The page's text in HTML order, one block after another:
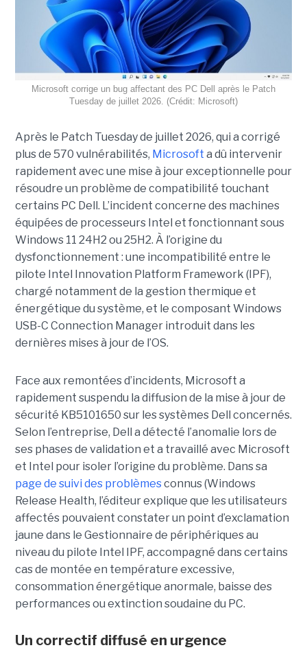
Microsoft corrige un bug affectant des PC Dell après le Patch
Tuesday de juillet 2026. (Crédit: Microsoft)
Après le Patch Tuesday de juillet 2026, qui a corrigé
plus de 570 vulnérabilités, Microsoft a dû intervenir
rapidement avec une mise à jour exceptionnell e pour
résoudre un problème de compatibilité touchant
certains PC Dell. L’incident concerne des machines
équipées de processeurs Intel et fonctionnant sous
Windows 11 24H2 ou 25H2. À l’origine du
dysfonctionnement : une incompatibilité entre le
pilote Intel Innovation Platform Framework (IPF),
chargé notamment de la gestion thermique et
énergétique du système, et le composant Windows
USB-C Connection Manager introduit dans les
dernières mises à jour de l’OS.
Face aux remontées d’incidents, Microsoft a
rapidement suspendu la diffusion de la mise à jour de
sécurité KB5101650 sur les systèmes Dell concernés.
Selon l’entreprise, Dell a détecté l’anomalie lors de
ses phases de validation et a travaillé avec Microsoft
et Intel pour isoler l’origine du problème. Dans sa
page de suivi des problèmesconnus (Windows
Release Health, l’éditeur explique que les utilisateurs
affectés pouvaient constater un point d’exclamation
jaune dans le Gestionnaire de périphériques au
niveau du pilote Intel IPF, accompagné dans certains
cas de montée en température excessive,
consommation énergétique anormale, baisse des
performances ou extinction soudaine du PC.
Un correctif diffusé en urgence